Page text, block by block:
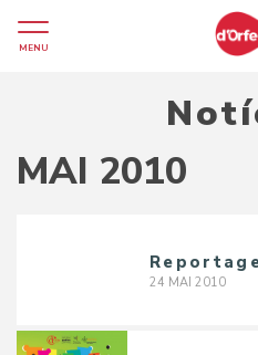
MENU
MAI 2010
24 MAI 2010